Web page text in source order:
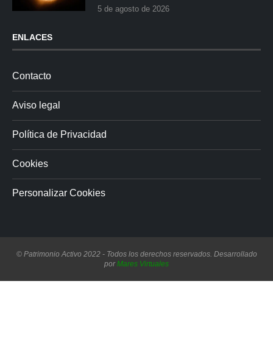
5 de agosto de 2026
ENLACES
Contacto
Aviso legal
Política de Privacidad
Cookies
Personalizar Cookies
© Patrimonio Activo 2022 - Todos los derechos reservados. Desarrollado
porMares Virtuales